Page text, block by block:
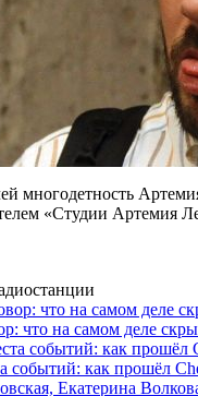
многодетность
«Студии Артемия
что на самом деле
событий: как прошёл